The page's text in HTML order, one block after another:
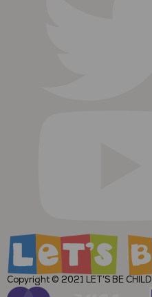
Copyright © 2021 LET’S BE CHILD